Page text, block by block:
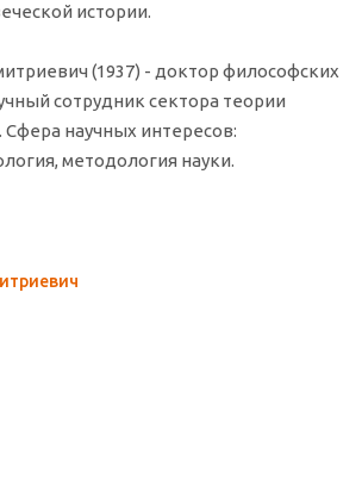
истории.
(1937) - доктор философских
сотрудник сектора теории
научных интересов:
методология науки.